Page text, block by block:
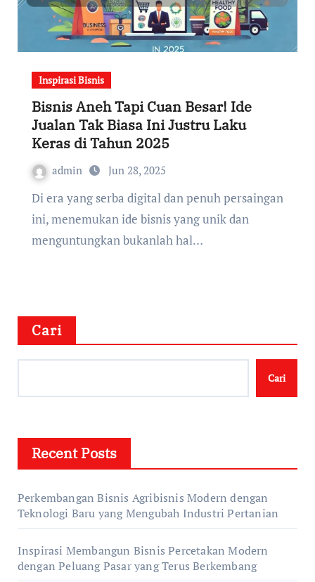
Inspirasi Bisnis
Bisnis Aneh Tapi Cuan Besar! Ide
Jualan Tak Biasa Ini Justru Laku
Keras di Tahun 2025
admin Jun 28, 2025
Di era yang serba digital dan penuh persaingan
ini, menemukan ide bisnis yang unik dan
menguntungkan bukanlah hal…
Cari
Cari
Recent Posts
Perkembangan Bisnis Agribisnis Modern dengan
Teknologi Baru yang Mengubah Industri Pertanian
Inspirasi Membangun Bisnis Percetakan Modern
dengan Peluang Pasar yang Terus Berkembang